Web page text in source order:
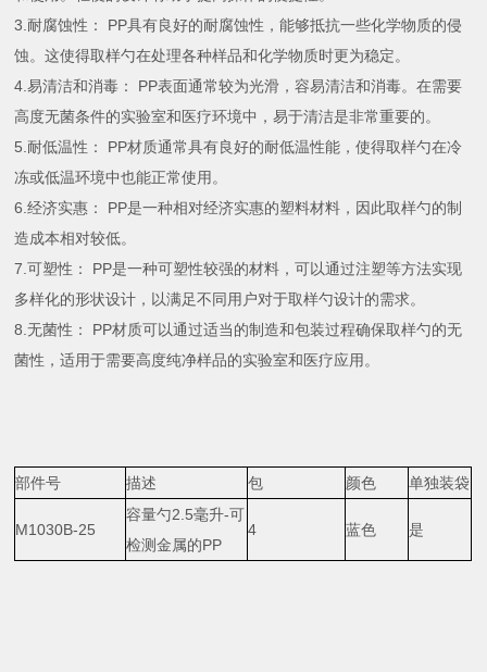
3.耐腐蚀性： PP具有良好的耐腐蚀性，能够抵抗一些化学物质的侵
蚀。这使得取样勺在处理各种样品和化学物质时更为稳定。
4.易清洁和消毒： PP表面通常较为光滑，容易清洁和消毒。在需要
高度无菌条件的实验室和医疗环境中，易于清洁是非常重要的。
5.耐低温性： PP材质通常具有良好的耐低温性能，使得取样勺在冷
冻或低温环境中也能正常使用。
6.经济实惠： PP是一种相对经济实惠的塑料材料，因此取样勺的制
造成本相对较低。
7.可塑性： PP是一种可塑性较强的材料，可以通过注塑等方法实现
多样化的形状设计，以满足不同用户对于取样勺设计的需求。
8.无菌性： PP材质可以通过适当的制造和包装过程确保取样勺的无
菌性，适用于需要高度纯净样品的实验室和医疗应用。
部件号 描述 包 颜色 单独装袋
M1030B-25
容量勺2.5毫升-可
检测金属的PP
4 蓝色 是